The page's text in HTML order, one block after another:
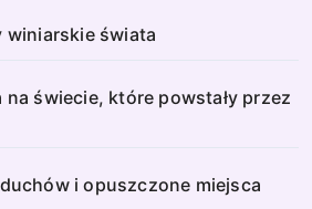
winiarskie świata
na świecie, które powstały przez
i opuszczone miejsca